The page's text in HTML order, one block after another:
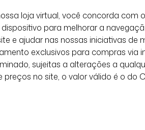
loja virtual, você concorda com
para melhorar a
e ajudar nas nossas iniciativas de
exclusivos para compras via
sujeitas a alterações a
preços no site, o valor válido é o do